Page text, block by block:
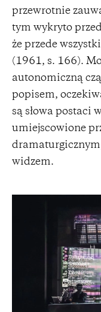
przewrotnie
tym wykryto
że przede
(1961, s. 166).
autonomiczną
popisem,
są słowa postaci
umiejscowione
widzem.